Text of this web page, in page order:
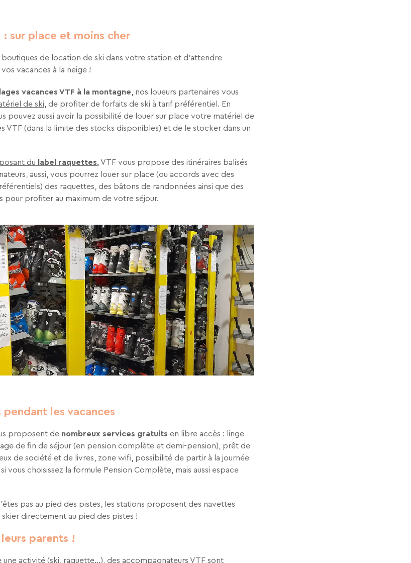
sur place et moins cher
de location de ski dans votre station et d’attendre
vacances à la neige !
vacances VTF à la montagne, nos loueurs partenaires vous
de ski, de profiter de forfaits de ski à tarif préférentiel. En
pouvez aussi avoir la possibilité de louer sur place votre matériel de
VTF (dans la limite des stocks disponibles) et de le stocker dans un
du label raquettes,VTF vous propose des itinéraires balisés
aussi, vous pourrez louer sur place (ou accords avec des
des raquettes, des bâtons de randonnées ainsi que des
pour profiter au maximum de votre séjour.
les vacances
proposent de nombreux services gratuits en libre accès : linge
de fin de séjour (en pension complète et demi-pension), prêt de
de société et de livres, zone wifi, possibilité de partir à la journée
vous choisissez la formule Pension Complète, mais aussi espace
pas au pied des pistes, les stations proposent des navettes
directement au pied des pistes !
parents !
activité (ski, raquette…), des accompagnateurs VTF sont